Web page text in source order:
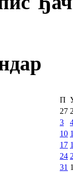
П
27
3
10
17
24
31